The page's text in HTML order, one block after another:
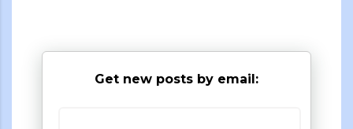
Get new posts by email: